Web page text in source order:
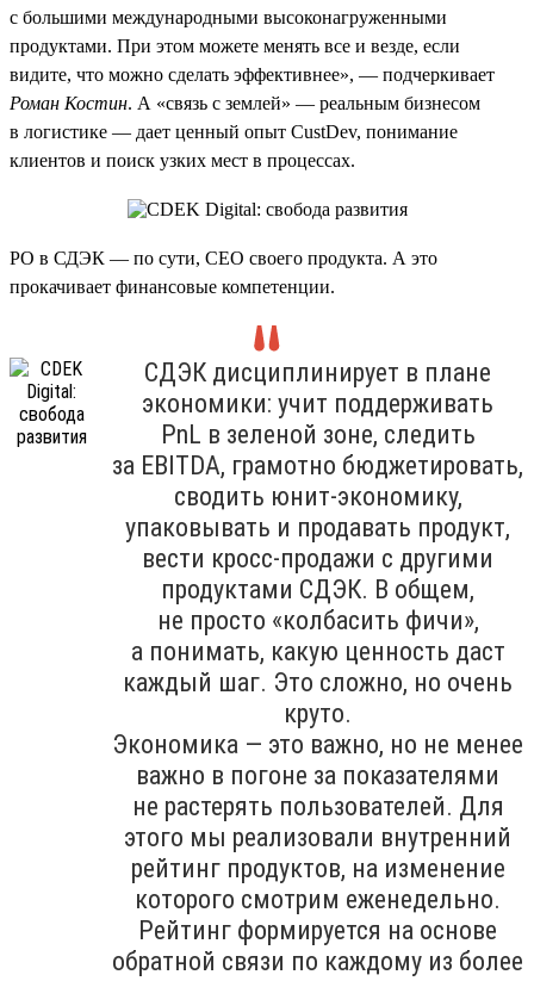
с большими международными высоконагруженными
продуктами. При этом можете менять все и везде, если
видите, что можно сделать эффективнее», — подчеркивает
Роман Костин. А «связь с землей» — реальным бизнесом
в логистике — дает ценный опыт CustDev, понимание
клиентов и поиск узких мест в процессах.
PO в СДЭК — по сути, CEO своего продукта. А это
прокачивает финансовые компетенции.
СДЭК дисциплинирует в плане
экономики: учит поддерживать
PnL в зеленой зоне, следить
за EBITDA, грамотно бюджетировать,
сводить юнит-экономику,
упаковывать и продавать продукт,
вести кросс-продажи с другими
продуктами СДЭК. В общем,
не просто «колбасить фичи»,
а понимать, какую ценность даст
каждый шаг. Это сложно, но очень
круто.
Экономика — это важно, но не менее
важно в погоне за показателями
не растерять пользователей. Для
этого мы реализовали внутренний
рейтинг продуктов, на изменение
которого смотрим еженедельно.
Рейтинг формируется на основе
обратной связи по каждому из более